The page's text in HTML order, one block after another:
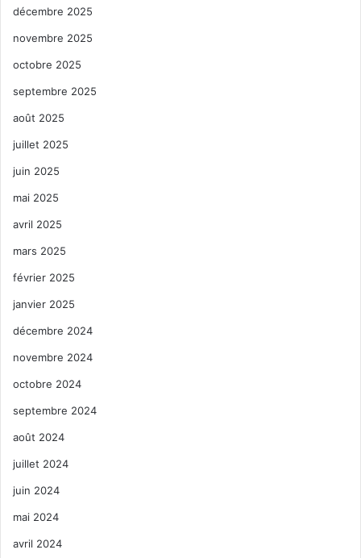
décembre 2025
novembre 2025
octobre 2025
septembre 2025
août 2025
juillet 2025
juin 2025
mai 2025
avril 2025
mars 2025
février 2025
janvier 2025
décembre 2024
novembre 2024
octobre 2024
septembre 2024
août 2024
juillet 2024
juin 2024
mai 2024
avril 2024